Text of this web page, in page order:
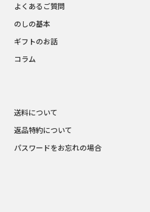
よくあるご質問
のしの基本
ギフトのお話
コラム
送料について
返品特約について
パスワードをお忘れの場合